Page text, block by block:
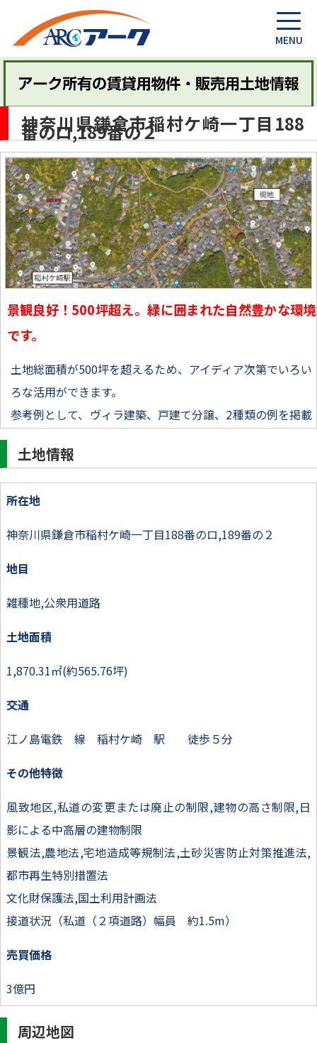
神奈川県鎌倉市稲村ケ崎一丁目188
番のロ,189番の２
景観良好！500坪超え。緑に囲まれた自然豊かな環境
です。
土地総面積が500坪を超えるため、アイディア次第でいろい
ろな活用ができます。
参考例として、ヴィラ建築、戸建て分譲、2種類の例を掲載
土地情報
所在地
神奈川県鎌倉市稲村ケ崎一丁目188番のロ,189番の２
地目
雑種地,公衆用道路
土地面積
1,870.31㎡(約565.76坪)
交通
江ノ島電鉄 線 稲村ケ崎 駅 徒歩５分
その他特徴
風致地区,私道の変更または廃止の制限,建物の高さ制限,日
影による中高層の建物制限
景観法,農地法,宅地造成等規制法,土砂災害防止対策推進法,
都市再生特別措置法
文化財保護法,国土利用計画法
接道状況（私道（２項道路）幅員 約1.5m）
売買価格
3億円
周辺地図